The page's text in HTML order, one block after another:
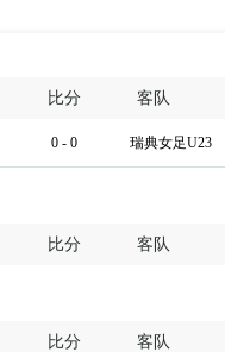
比分 客队
0 - 0 瑞典女足U23
比分 客队
比分 客队